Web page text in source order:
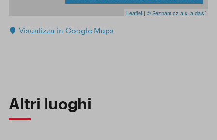
Leaflet | © Seznam.cz a.s. a další
Visualizza in Google Maps
Altri luoghi